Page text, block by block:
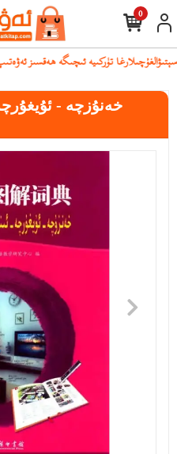
0
خەنۇزچە -